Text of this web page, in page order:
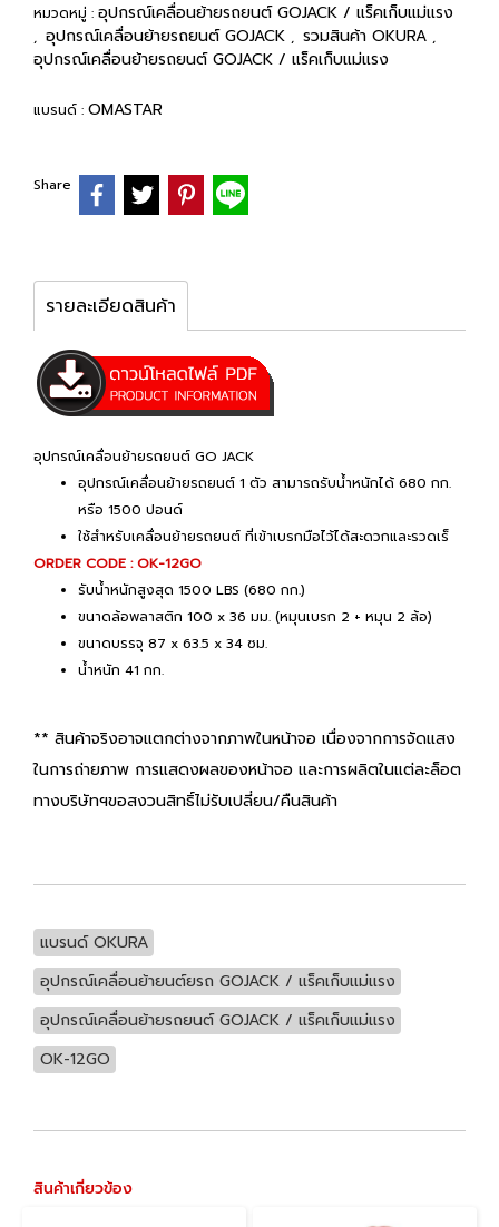
หมวดหมู่ : อุปกรณ์เคลื่อนย้ายรถยนต์ GOJACK / แร็คเก็บแม่แรง
, อุปกรณ์เคลื่อนย้ายรถยนต์ GOJACK , รวมสินค้า OKURA ,
อุปกรณ์เคลื่อนย้ายรถยนต์ GOJACK / แร็คเก็บแม่แรง
แบรนด์ : OMASTAR
Share
รายละเอียดสินค้า
อุปกรณ์เคลื่อนย้ายรถยนต์ GO JACK
อุปกรณ์เคลื่อนย้ายรถยนต์ 1 ตัว สามารถรับน้ำหนักได้ 680 กก.
หรือ 1500 ปอนด์
ใช้สำหรับเคลื่อนย้ายรถยนต์ ที่เข้าเบรกมือไว้ได้สะดวกและรวดเร็
ORDER CODE : OK-12GO
รับน้ำหนักสูงสุด 1500 LBS (680 กก.)
ขนาดล้อพลาสติก 100 x 36 มม. (หมุนเบรก 2 + หมุน 2 ล้อ)
ขนาดบรรจุ 87 x 63.5 x 34 ซม.
น้ำหนัก 41 กก.
** สินค้าจริงอาจแตกต่างจากภาพในหน้าจอ เนื่องจากการจัดแสง
ในการถ่ายภาพ การแสดงผลของหน้าจอ และการผลิตในแต่ละล็อต
ทางบริษัทฯขอสงวนสิทธิ์ไม่รับเปลี่ยน/คืนสินค้า
แบรนด์ OKURA
อุปกรณ์เคลื่อนย้ายนต์ยรถ GOJACK / แร็คเก็บแม่แรง
อุปกรณ์เคลื่อนย้ายรถยนต์ GOJACK / แร็คเก็บแม่แรง
OK-12GO
สินค้าเกี่ยวข้อง